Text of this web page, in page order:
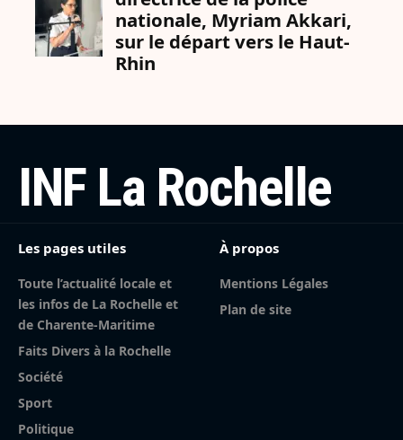
INF La Rochelle
Les pages utiles
Toute l’actualité locale et
les infos de La Rochelle et
de Charente-Maritime
Faits Divers à la Rochelle
Société
Sport
Politique
À propos
Mentions Légales
Plan de site